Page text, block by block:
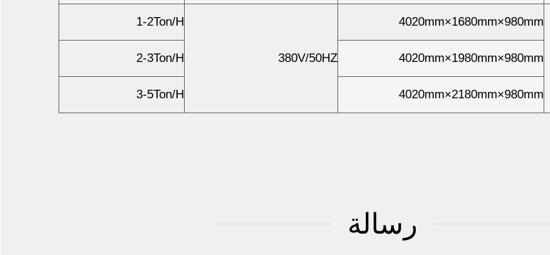
4020mm×1680mm×980mm
380V/50HZ
1-2Ton/H
4020mm×1980mm×980mm
2-3Ton/H
4020mm×2180mm×980mm
3-5Ton/H
رسالة